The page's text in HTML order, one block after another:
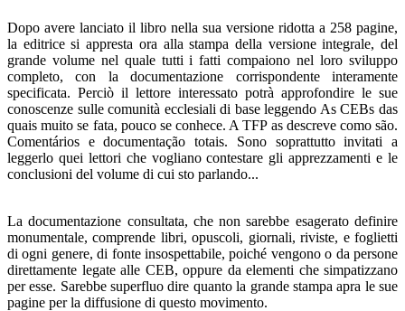
Dopo avere lanciato il libro nella sua versione ridotta a 258 pagine,
la editrice si appresta ora alla stampa della ver­sione integrale, del
grande volume nel quale tutti i fatti compaiono nel loro sviluppo
completo, con la documentazione corrispondente interamente
specificata. Perciò il letto­re interessato potrà approfondire le sue
conoscenze sulle co­munità ecclesiali di base leggendo As CEBs das
quais muito se fata, pouco se conhece. A TFP as descreve como são.
Comentários e documentação totais. Sono soprattutto invitati a
leggerlo quei lettori che vogliano contestare gli apprezza­menti e le
conclusioni del volume di cui sto parlando...
La documentazione consultata, che non sarebbe esagera­to definire
monumentale, comprende libri, opuscoli, giorna­li, riviste, e foglietti
di ogni genere, di fonte insospettabile, poiché vengono o da persone
direttamente legate alle CEB, oppure da elementi che simpatizzano
per esse. Sarebbe su­perfluo dire quanto la grande stampa apra le sue
pagine per la diffusione di questo movimento.